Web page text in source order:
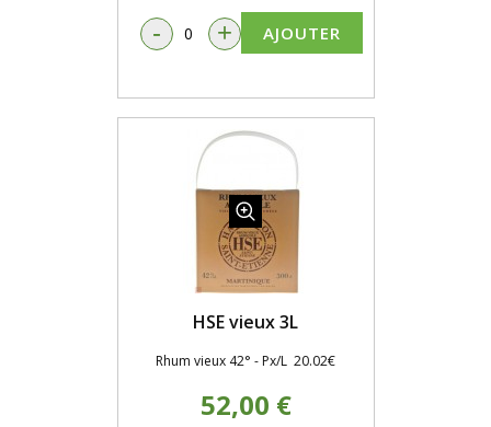
- + AJOUTER
HSE vieux 3L
Rhum vieux 42° - Px/L 20.02€
52,00 €